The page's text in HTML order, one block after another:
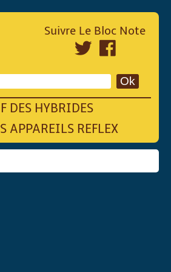
DES HYBRIDES
APPAREILS REFLEX
Suivre Le Bloc Note